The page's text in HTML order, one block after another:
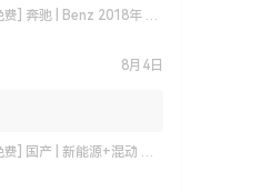
2018年 新款奔驰原厂资料 结构原理和基本功能说明(218份)
8月4日
术故障案例汇总04：比亚迪+上汽+一汽+上汽+长城+吉利+奇瑞（770份）